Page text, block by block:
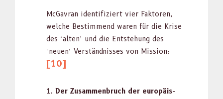
McGavran iden­ti­fiziert vier Fak­toren,
welche Bes­tim­mend waren für die Krise
des ‘alten’ und die Entste­hung des
‘neuen’ Ver­ständ­niss­es von Mis­sion:
[10]
Der Zusam­men­bruch der europäis­